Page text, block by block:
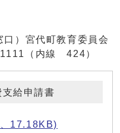
）宮代町教育委員会
（内線 424）
給申請書
17.18KB)